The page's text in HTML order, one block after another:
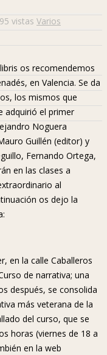
vistas Varios
os recomendemos
en Valencia. Se da
los mismos que
adquirió el primer
Noguera
Guillén (editor) y
Fernando Ortega,
en las clases a
al
os dejo la
en la calle Caballeros
de narrativa; una
después, se consolida
más veterana de la
del curso, que se
horas (viernes de 18 a
en la web